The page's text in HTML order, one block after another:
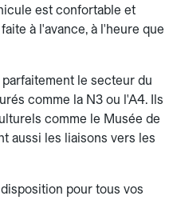
est confortable et
à l'avance, à l'heure que
le secteur du
comme la N3 ou l'A4. Ils
comme le Musée de
aussi les liaisons vers les
pour tous vos